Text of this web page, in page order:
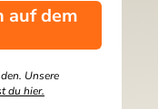
auf dem
Unsere
du hier.